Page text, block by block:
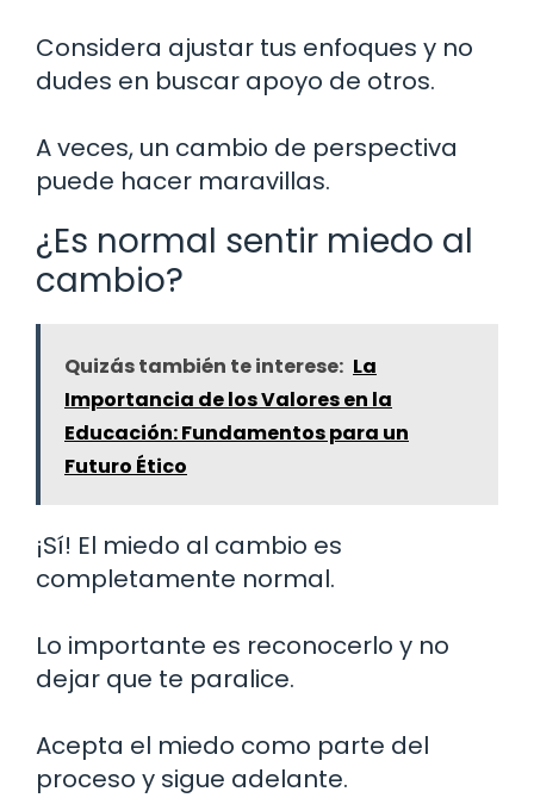
Considera ajustar tus enfoques y no
dudes en buscar apoyo de otros.
A veces, un cambio de perspectiva
puede hacer maravillas.
¿Es normal sentir miedo al
cambio?
Quizás también te interese: La
Importancia de los Valores en la
Educación: Fundamentos para un
Futuro Ético
¡Sí! El miedo al cambio es
completamente normal.
Lo importante es reconocerlo y no
dejar que te paralice.
Acepta el miedo como parte del
proceso y sigue adelante.